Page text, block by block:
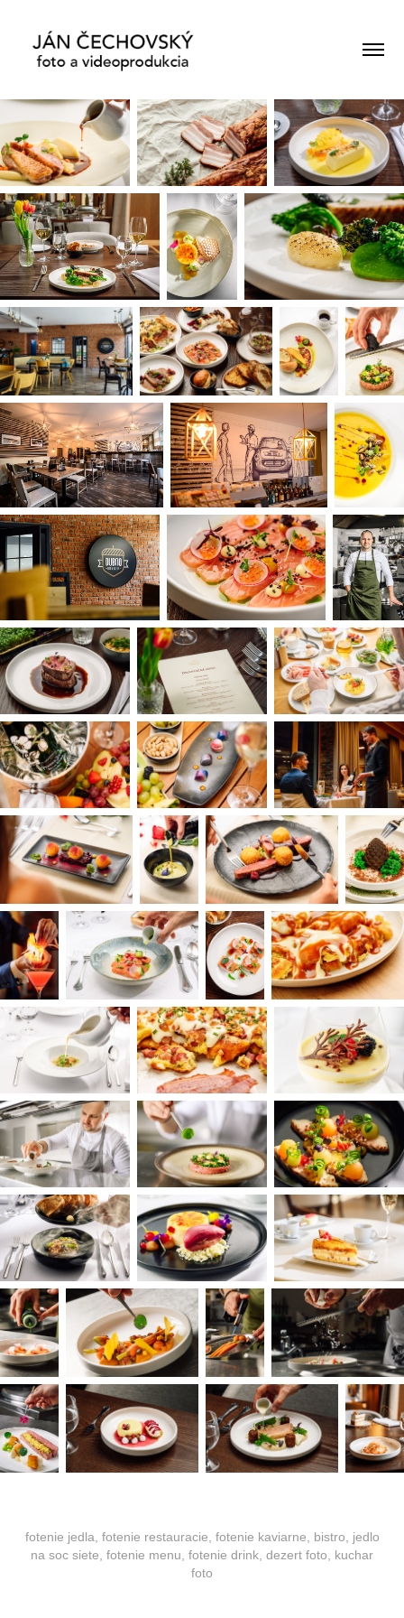
fotenie jedla, fotenie restauracie, fotenie kaviarne, bistro, jedlo
na soc siete, fotenie menu, fotenie drink, dezert foto, kuchar
foto